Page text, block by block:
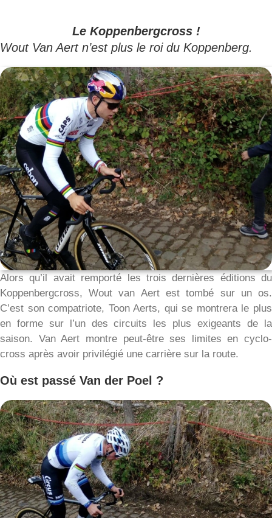
contenu
Le Koppenbergcross !
Wout Van Aert n’est plus le roi du Koppenberg.
Alors qu’il avait remporté les trois dernières éditions du
Koppenbergcross, Wout van Aert est tombé sur un os.
C’est son compatriote, Toon Aerts, qui se montrera le plus
en forme sur l’un des circuits les plus exigeants de la
saison. Van Aert montre peut-être ses limites en cyclo-
cross après avoir privilégié une carrière sur la route.
Où est passé Van der Poel ?